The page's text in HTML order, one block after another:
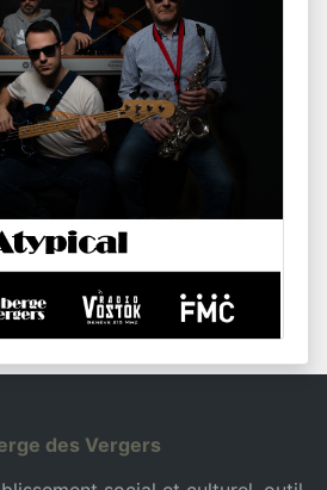
des Vergers